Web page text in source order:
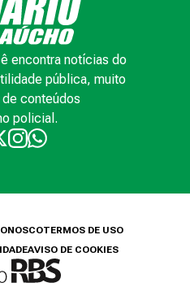
encontra notícias do
pública, muito
conteúdos
policial.
TERMOS DE USO
AVISO DE COOKIES